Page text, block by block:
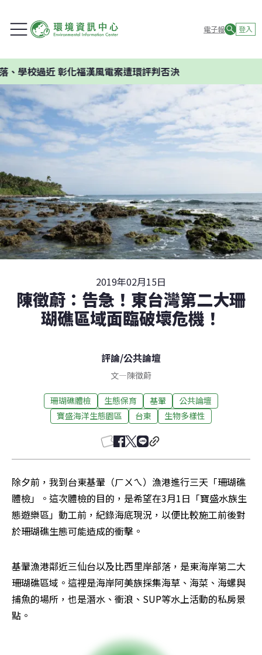
電子報 登入
近 彰化福漢風電案遭環評判否決
2019年02月15日
陳徵蔚：告急！東台灣第二大珊
瑚礁區域面臨破壞危機！
評論/公共論壇
文—陳徵蔚
珊瑚礁體檢 生態保育 基翬
公共論壇
寶盛海洋生態園區
台東 生物多樣性
除夕前，我到台東基翬（ㄏㄨㄟ）漁港進行三天「珊瑚礁
體檢」。這次體檢的目的，是希望在3月1日「寶盛水族生
態遊樂區」動工前，紀錄海底現況，以便比較施工前後對
於珊瑚礁生態可能造成的衝擊。
基翬漁港鄰近三仙台以及比西里岸部落，是東海岸第二大
珊瑚礁區域。這裡是海岸阿美族採集海草、海菜、海螺與
捕魚的場所，也是潛水、衝浪、SUP等水上活動的私房景
點。